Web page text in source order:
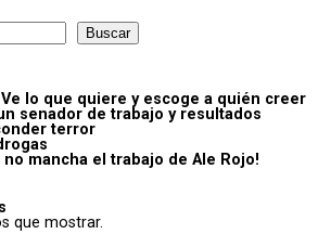
Buscar
lo que quiere y escoge a quién creer
senador de trabajo y resultados
terror
no mancha el trabajo de Ale Rojo!
que mostrar.